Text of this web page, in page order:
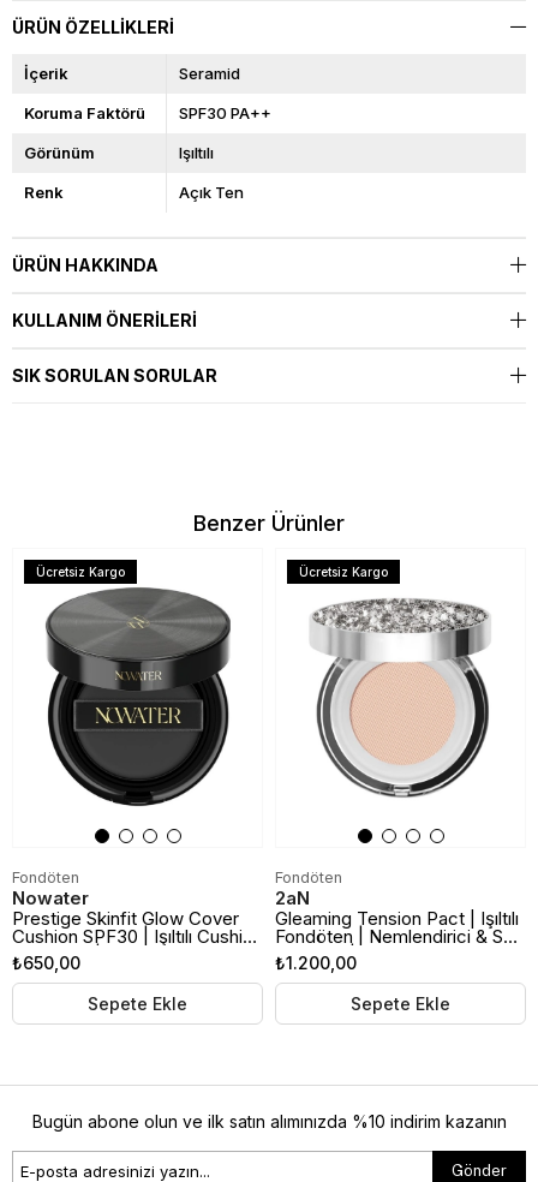
ÜRÜN ÖZELLIKLERI
İçerik Seramid
Koruma Faktörü SPF30 PA++
Görünüm Işıltılı
Renk Açık Ten
ÜRÜN HAKKINDA
KULLANIM ÖNERILERI
SIK SORULAN SORULAR
Benzer Ürünler
Fondöten
Nowater
Prestige Skinfit Glow Cover
Cushion SPF30 | Işıltılı Cushion
Fondöten | 02 Naturel Bej
₺650,00
Sepete Ekle
Ücretsiz Kargo
Fondöten
2aN
Gleaming Tension Pact | Işıltılı
Fondöten | Nemlendirici & SPF
Korumalı | 21 Light Beige
₺1.200,00
Sepete Ekle
Ücretsiz Kargo
Bugün abone olun ve ilk satın alımınızda %10 indirim kazanın
Gönder